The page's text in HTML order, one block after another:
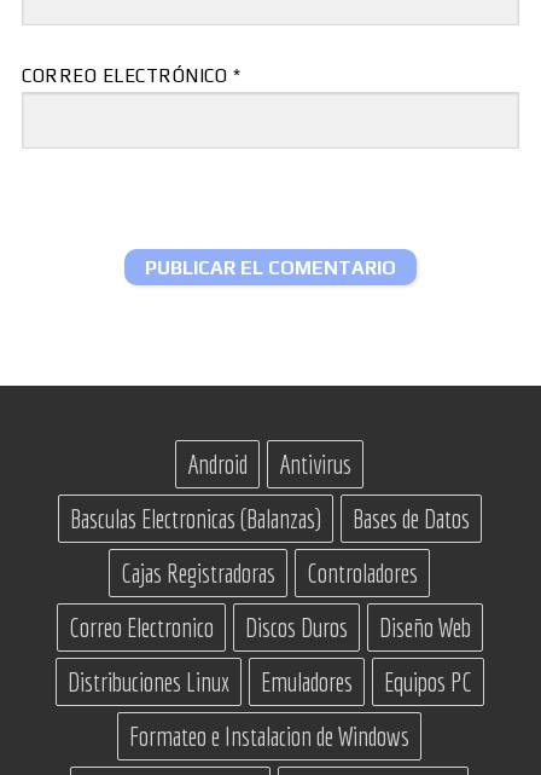
CORREO ELECTRÓNICO *
Android
Antivirus
Basculas Electronicas (Balanzas)
Bases de Datos
Cajas Registradoras
Controladores
Correo Electronico
Discos Duros
Diseño Web
Distribuciones Linux
Emuladores
Equipos PC
Formateo e Instalacion de Windows